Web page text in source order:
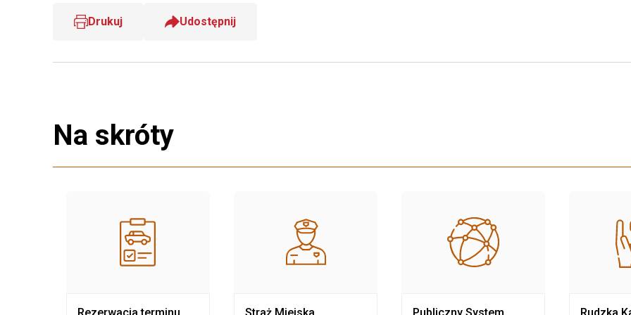
Drukuj Udostępnij
Na skróty